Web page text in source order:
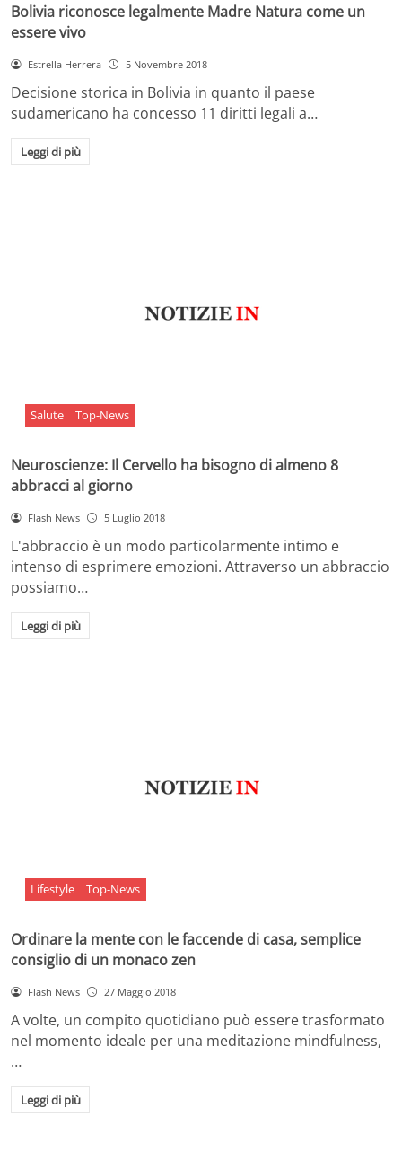
Bolivia riconosce legalmente Madre Natura come un
essere vivo
Estrella Herrera 5 Novembre 2018
Decisione storica in Bolivia in quanto il paese
sudamericano ha concesso 11 diritti legali a…
Leggi di più
Salute Top-News
Neuroscienze: Il Cervello ha bisogno di almeno 8
abbracci al giorno
Flash News 5 Luglio 2018
L'abbraccio è un modo particolarmente intimo e
intenso di esprimere emozioni. Attraverso un abbraccio
possiamo…
Leggi di più
Lifestyle Top-News
Ordinare la mente con le faccende di casa, semplice
consiglio di un monaco zen
Flash News 27 Maggio 2018
A volte, un compito quotidiano può essere trasformato
nel momento ideale per una meditazione mindfulness,
…
Leggi di più